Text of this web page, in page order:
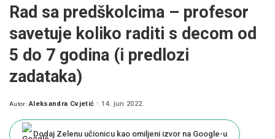
Rad sa predškolcima – profesor
savetuje koliko raditi s decom od
5 do 7 godina (i predlozi
zadataka)
Posted
Autor: Aleksandra Cvjetić 14. jun 2022.
Dodaj Zelenu učionicu kao omiljeni izvor na Google-u